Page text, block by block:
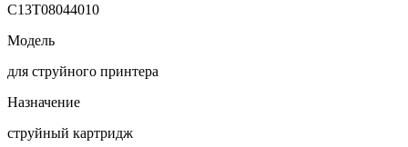
C13T08044010
Модель
для струйного принтера
Назначение
струйный картридж